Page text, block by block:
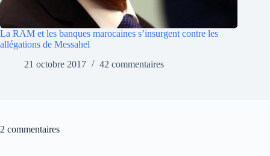
La RAM et les banques marocaines s’insurgent contre les
allégations de Messahel
21 octobre 2017
42 commentaires
2 commentaires